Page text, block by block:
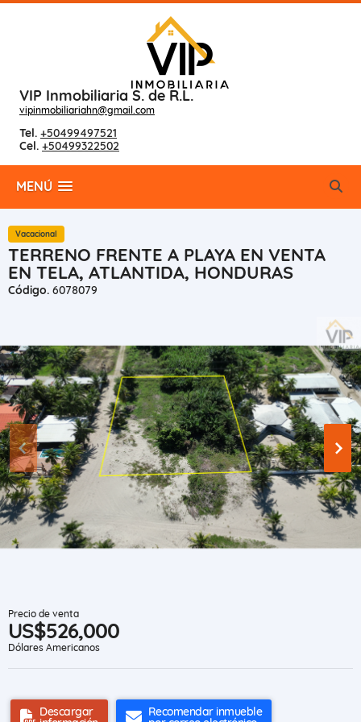
VIP Inmobiliaria S. de R.L.
vipinmobiliariahn@gmail.com
Tel. +50499497521
Cel. +50499322502
MENÚ
Vacacional
TERRENO FRENTE A PLAYA EN VENTA
EN TELA, ATLANTIDA, HONDURAS
Código. 6078079
Precio de venta
US$526,000
Dólares Americanos
Descargar Recomendar inmueble